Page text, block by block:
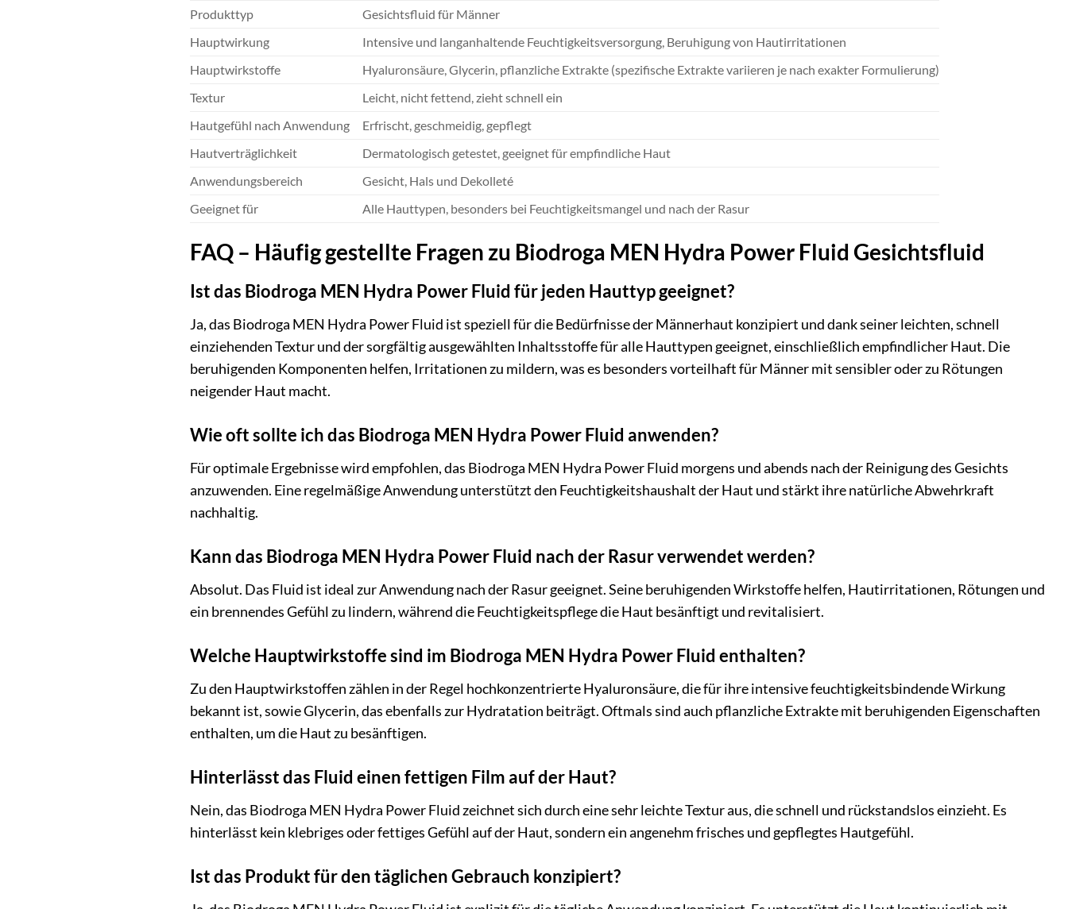
Produkttyp
Gesichtsfluid für Männer
Hauptwirkung
Intensive und langanhaltende Feuchtigkeitsversorgung, Beruhigung von Hautirritationen
Hauptwirkstoffe
Hyaluronsäure, Glycerin, pflanzliche Extrakte (spezifische Extrakte variieren je nach exakter Formulierung)
Textur
Leicht, nicht fettend, zieht schnell ein
Hautgefühl nach Anwendung
Erfrischt, geschmeidig, gepflegt
Hautverträglichkeit
Dermatologisch getestet, geeignet für empfindliche Haut
Anwendungsbereich
Gesicht, Hals und Dekolleté
Geeignet für
Alle Hauttypen, besonders bei Feuchtigkeitsmangel und nach der Rasur
FAQ – Häufig gestellte Fragen zu Biodroga MEN Hydra Power Fluid Gesichtsfluid
Ist das Biodroga MEN Hydra Power Fluid für jeden Hauttyp geeignet?
Ja, das Biodroga MEN Hydra Power Fluid ist speziell für die Bedürfnisse der Männerhaut konzipiert und dank seiner leichten, schnell
einziehenden Textur und der sorgfältig ausgewählten Inhaltsstoffe für alle Hauttypen geeignet, einschließlich empfindlicher Haut. Die
beruhigenden Komponenten helfen, Irritationen zu mildern, was es besonders vorteilhaft für Männer mit sensibler oder zu Rötungen
neigender Haut macht.
Wie oft sollte ich das Biodroga MEN Hydra Power Fluid anwenden?
Für optimale Ergebnisse wird empfohlen, das Biodroga MEN Hydra Power Fluid morgens und abends nach der Reinigung des Gesichts
anzuwenden. Eine regelmäßige Anwendung unterstützt den Feuchtigkeitshaushalt der Haut und stärkt ihre natürliche Abwehrkraft
nachhaltig.
Kann das Biodroga MEN Hydra Power Fluid nach der Rasur verwendet werden?
Absolut. Das Fluid ist ideal zur Anwendung nach der Rasur geeignet. Seine beruhigenden Wirkstoffe helfen, Hautirritationen, Rötungen und
ein brennendes Gefühl zu lindern, während die Feuchtigkeitspflege die Haut besänftigt und revitalisiert.
Welche Hauptwirkstoffe sind im Biodroga MEN Hydra Power Fluid enthalten?
Zu den Hauptwirkstoffen zählen in der Regel hochkonzentrierte Hyaluronsäure, die für ihre intensive feuchtigkeitsbindende Wirkung
bekannt ist, sowie Glycerin, das ebenfalls zur Hydratation beiträgt. Oftmals sind auch pflanzliche Extrakte mit beruhigenden Eigenschaften
enthalten, um die Haut zu besänftigen.
Hinterlässt das Fluid einen fettigen Film auf der Haut?
Nein, das Biodroga MEN Hydra Power Fluid zeichnet sich durch eine sehr leichte Textur aus, die schnell und rückstandslos einzieht. Es
hinterlässt kein klebriges oder fettiges Gefühl auf der Haut, sondern ein angenehm frisches und gepflegtes Hautgefühl.
Ist das Produkt für den täglichen Gebrauch konzipiert?